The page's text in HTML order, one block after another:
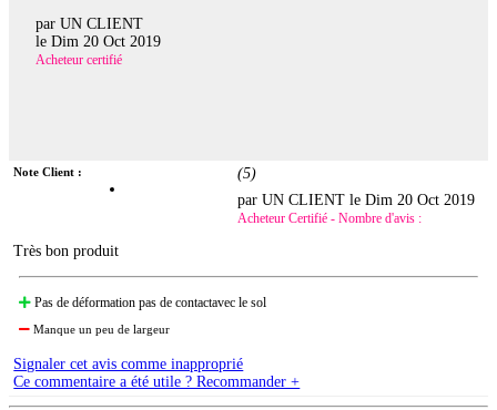
par UN CLIENT
le Dim 20 Oct 2019
Acheteur certifié
Note Client : (5)
par UN CLIENT leDim 20 Oct 2019
Acheteur Certifié - Nombre d'avis :
Très bon produit
Pas de déformation pas de contactavec le sol
Manque un peu de largeur
Signaler cet avis comme inapproprié
Ce commentaire a été utile ? Recommander +